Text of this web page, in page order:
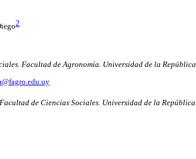
2
Facultad de Agronomía. Universidad de la República.
de Ciencias Sociales. Universidad de la República.